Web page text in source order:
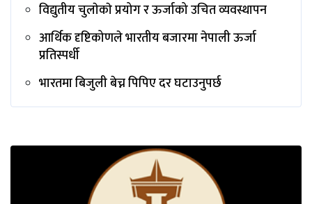
विद्युतीय चुलाेकाे प्रयोग र ऊर्जाको उचित व्यवस्थापन
आर्थिक दृष्टिकोणले भारतीय बजारमा नेपाली ऊर्जा
प्रतिस्पर्धी
भारतमा बिजुली बेच्न पिपिए दर घटाउनुपर्छ